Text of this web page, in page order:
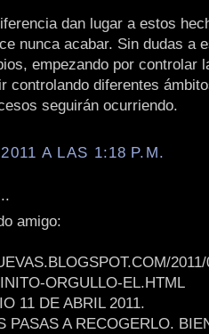
dan lugar a estos
nunca acabar. Sin dudas a
empezando por controlar
controlando diferentes
seguirán ocurriendo.
A LAS 1:18 P.M.
amigo:
ORGULLO-EL.HTML
11 DE ABRIL 2011.
PASAS A RECOGERLO.